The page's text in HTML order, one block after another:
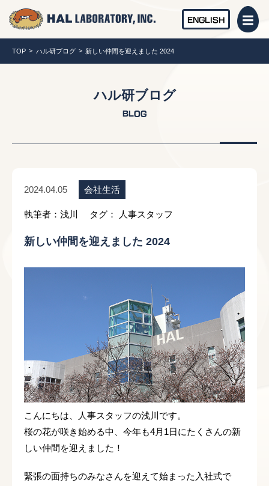
ENGLISH
TOP ハル研ブログ 新しい仲間を迎えました 2024
ハル研ブログ
BLOG
2024.04.05 会社生活
執筆者：浅川 タグ： 人事スタッフ
新しい仲間を迎えました 2024
こんにちは、人事スタッフの浅川です。
桜の花が咲き始める中、今年も4月1日にたくさんの新
しい仲間を迎えました！
緊張の面持ちのみなさんを迎えて始まった入社式で